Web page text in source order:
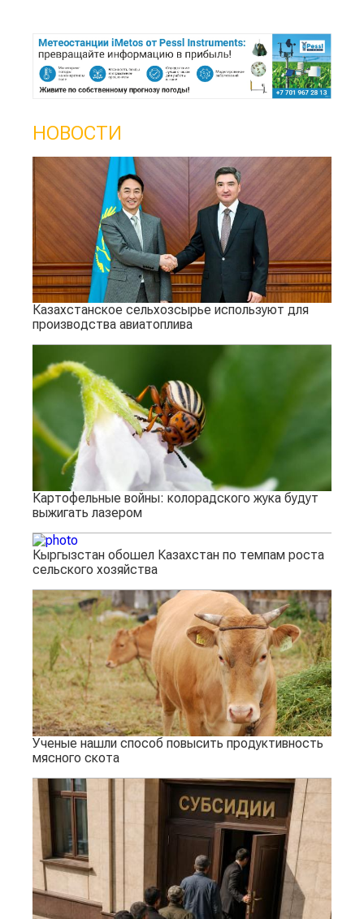
НОВОСТИ
Казахстанское сельхозсырье используют для
производства авиатоплива
Картофельные войны: колорадского жука будут
выжигать лазером
Кыргызстан обошел Казахстан по темпам роста
сельского хозяйства
Ученые нашли способ повысить продуктивность
мясного скота